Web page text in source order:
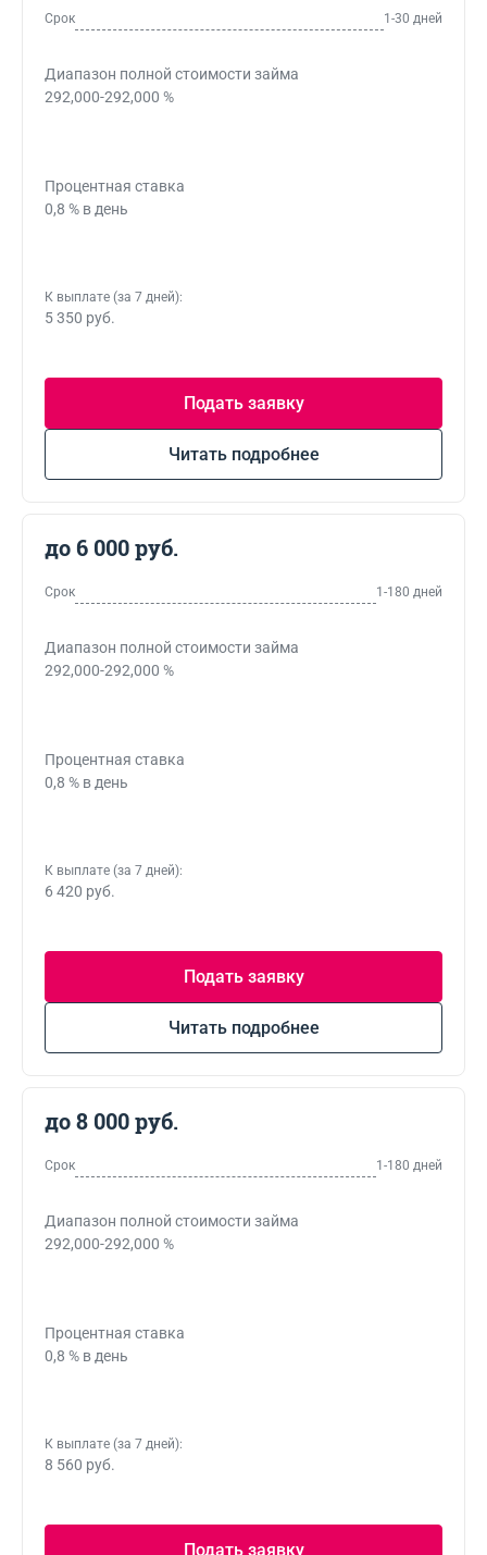
Срок 1-30 дней
Диапазон полной стоимости займа
292,000-292,000 %
Процентная ставка
0,8 % в день
К выплате (за 7 дней):
5 350 руб.
Подать заявку
Читать подробнее
до 6 000 руб.
Срок 1-180 дней
Диапазон полной стоимости займа
292,000-292,000 %
Процентная ставка
0,8 % в день
К выплате (за 7 дней):
6 420 руб.
Подать заявку
Читать подробнее
до 8 000 руб.
Срок 1-180 дней
Диапазон полной стоимости займа
292,000-292,000 %
Процентная ставка
0,8 % в день
К выплате (за 7 дней):
8 560 руб.
Подать заявку